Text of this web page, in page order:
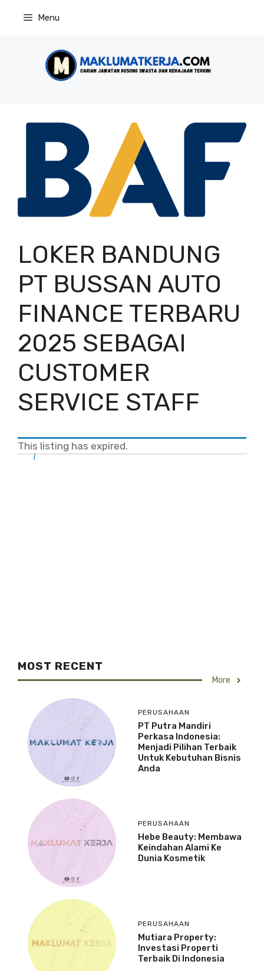
Menu
LOKER BANDUNG
PT BUSSAN AUTO
FINANCE TERBARU
2025 SEBAGAI
CUSTOMER
SERVICE STAFF
This listing has expired.
MOST RECENT
More
PERUSAHAAN
PT Putra Mandiri
Perkasa Indonesia:
Menjadi Pilihan Terbaik
Untuk Kebutuhan Bisnis
Anda
PERUSAHAAN
Hebe Beauty: Membawa
Keindahan Alami Ke
Dunia Kosmetik
PERUSAHAAN
Mutiara Property:
Investasi Properti
Terbaik Di Indonesia